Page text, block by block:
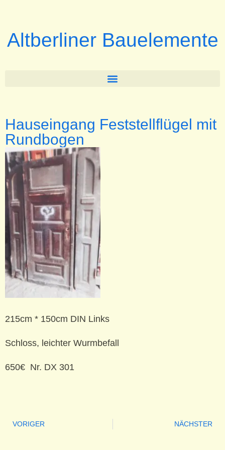
Altberliner Bauelemente
Hauseingang Feststellflügel mit
Rundbogen
215cm * 150cm DIN Links
Schloss, leichter Wurmbefall
650€ Nr. DX 301
VORIGER NÄCHSTER